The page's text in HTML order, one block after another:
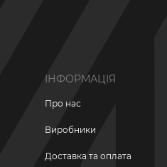
ІНФОРМАЦІЯ
Про нас
Виробники
Доставка та оплата